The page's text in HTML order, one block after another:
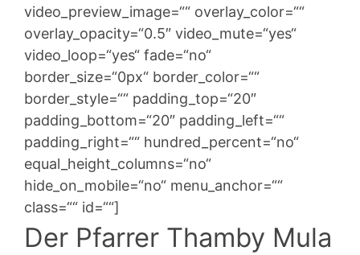
video_preview_image=““ overlay_color=““
overlay_opacity=“0.5″ video_mute=“yes“
video_loop=“yes“ fade=“no“
border_size=“0px“ border_color=““
border_style=““ padding_top=“20″
padding_bottom=“20″ padding_left=““
padding_right=““ hundred_percent=“no“
equal_height_columns=“no“
hide_on_mobile=“no“ menu_anchor=““
class=““ id=““]
Der Pfarrer Thamby Mula